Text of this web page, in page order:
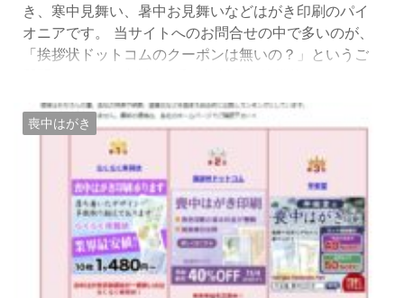
き、寒中見舞い、暑中お見舞いなどはがき印刷のパイ
オニアです。 当サイトへのお問合せの中で多いのが、
「挨拶状ドットコムのクーポンは無いの？」というご
コードをプレゼントします！！ 当サイトから挨拶状ド
ットコムの年賀状を注文される方限定で挨拶状ドット
コムのクーポンコードを差し上げます！ クーポンコー
ドを利用されると早割キャンペーンの割引きからさら
に330円割引きに ...
喪中はがき